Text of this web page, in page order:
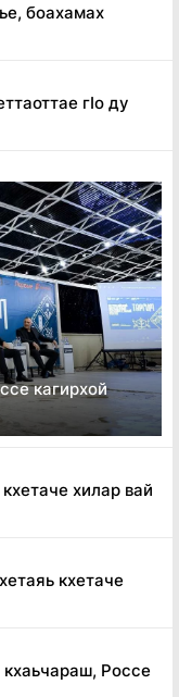
боахамах
гӏо ду
кагирхой
хилар вай
кхетаче
кхаьчараш, Россе